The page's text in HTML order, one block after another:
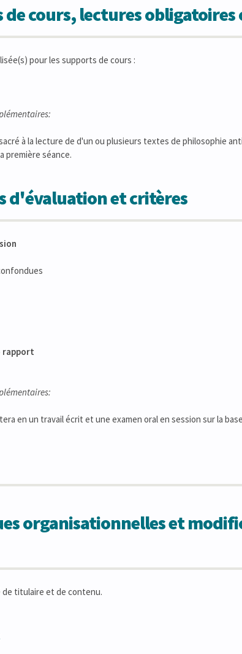
cours, lectures obligatoires
pour les supports de cours :
à la lecture de d'un ou plusieurs textes de philosophie
première séance.
d'évaluation et critères
rapport
en un travail écrit et une examen oral en session sur la
organisationnelles et
de titulaire et de contenu.